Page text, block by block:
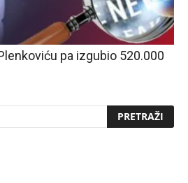
pa izgubio 520.000